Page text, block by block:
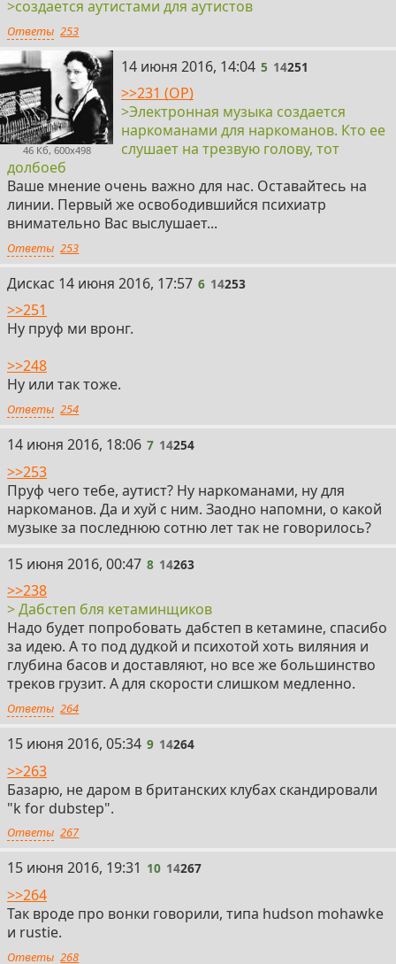
>создается аутистами для аутистов
Ответы 253
46 Кб, 600x498
5
14 июня 2016, 14:04 5 14251
>>231 (OP)
>Электронная музыка создается
наркоманами для наркоманов. Кто ее
слушает на трезвую голову, тот
долбоеб
Ваше мнение очень важно для нас. Оставайтесь на
линии. Первый же освободившийся психиатр
внимательно Вас выслушает...
Ответы 253
Дискас 6
14 июня 2016, 17:57 6 14253
>>251
Ну пруф ми вронг.
>>248
Ну или так тоже.
Ответы 254
7
14 июня 2016, 18:06 7 14254
>>253
Пруф чего тебе, аутист? Ну наркоманами, ну для
наркоманов. Да и хуй с ним. Заодно напомни, о какой
музыке за последнюю сотню лет так не говорилось?
8
15 июня 2016, 00:47 8 14263
>>238
> Дабстеп бля кетаминщиков
Надо будет попробовать дабстеп в кетамине, спасибо
за идею. А то под дудкой и психотой хоть виляния и
глубина басов и доставляют, но все же большинство
треков грузит. А для скорости слишком медленно.
Ответы 264
9
15 июня 2016, 05:34 9 14264
>>263
Базарю, не даром в британских клубах скандировали
"k for dubstep".
Ответы 267
10
15 июня 2016, 19:31 10 14267
>>264
Так вроде про вонки говорили, типа hudson mohawke
и rustie.
Ответы 268